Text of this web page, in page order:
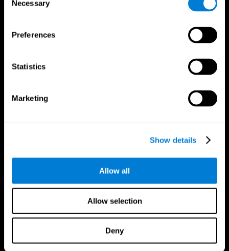
Selection
Necessary
Preferences
Statistics
Marketing
Show details
Allow all
Allow selection
Deny
فقدان الذاكرة
وظائف ذهنية
الانتباه
البالغون الأصحاء
المراجعة المستمرة
ألعاب عقلية
الشطرنج اون لاين
التزاحم